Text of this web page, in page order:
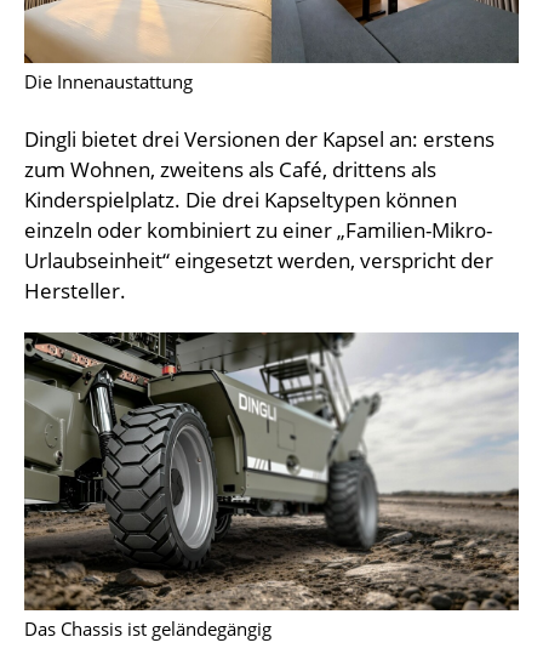
Die Innenaustattung
Dingli bietet drei Versionen der Kapsel an: erstens
zum Wohnen, zweitens als Café, drittens als
Kinderspielplatz. Die drei Kapseltypen können
einzeln oder kombiniert zu einer „Familien-Mikro-
Urlaubseinheit“ eingesetzt werden, verspricht der
Hersteller.
Das Chassis ist geländegängig